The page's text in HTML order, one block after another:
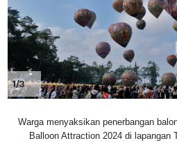
1/3
Warga menyaksikan penerbangan
Balloon Attraction 2024 di lapangan